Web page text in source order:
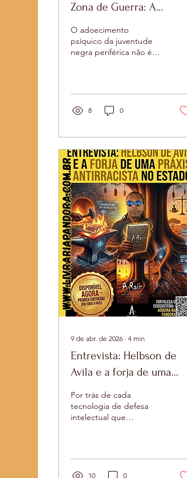
Zona de Guerra: A
Necropolítica do SUS na
periferia
O adoecimento
psíquico da juventude
negra periférica não é
com uma precisão
cirúrgica e letal: quando
não encarcera em
fisicamente os corpos
amefricanos através do
seu braço armado, atua
de forma deliberada
para suspender, esgotar
e adoecer as suas
subjetividades.
Historicamente, a
psicologia e a
psiquiatria hegemónicas
— forjadas sob a égide
da branquitude e da
colonialidade do saber
— trataram o...
8 0
9 de abr. de 2026 ∙ 4 min
Entrevista: Helbson de
Avila e a forja de uma
práxis antirracista no
Estado
Por trás de cada
tecnologia de defesa
intelectual que
segunda-feira,
apresentamos a você a
10 0